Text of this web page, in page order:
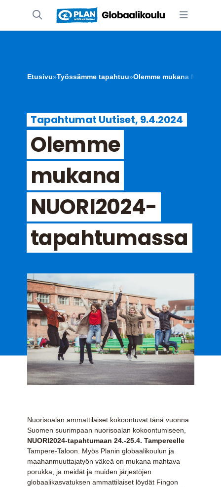
Etusivu»Työssämme tapahtuu»Olemme mukana
Tapahtumat Uutiset, 9.4.2024
Olemme
mukana
NUORI2024-
tapahtumassa
Nuorisoalan ammattilaiset kokoontuvat tänä vuonna
Suomen suurimpaan nuorisoalan kokoontumiseen,
NUORI2024-tapahtumaan 24.-25.4. Tampereelle
Tampere-Taloon. Myös Planin globaalikoulun ja
maahanmuuttajatyön väkeä on mukana mahtava
porukka, ja meidät ja muiden järjestöjen
globaalikasvatuksen ammattilaiset löydät Fingon